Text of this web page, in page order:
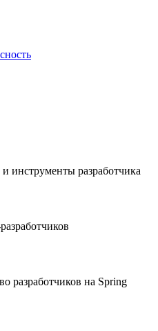
инструменты разработчика
разработчиков на Spring